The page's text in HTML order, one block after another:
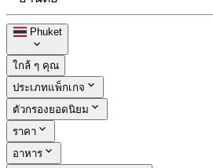
Phuket
ใกล้ ๆ คุณ
ประเภทแพ็กเกจ
ตัวกรองยอดนิยม
ราคา
อาหาร